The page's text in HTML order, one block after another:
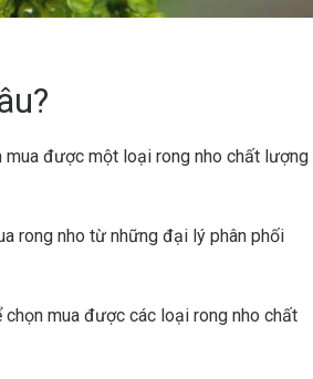
mua được một loại rong nho chất lượng
rong nho từ những đại lý phân phối
mua được các loại rong nho chất